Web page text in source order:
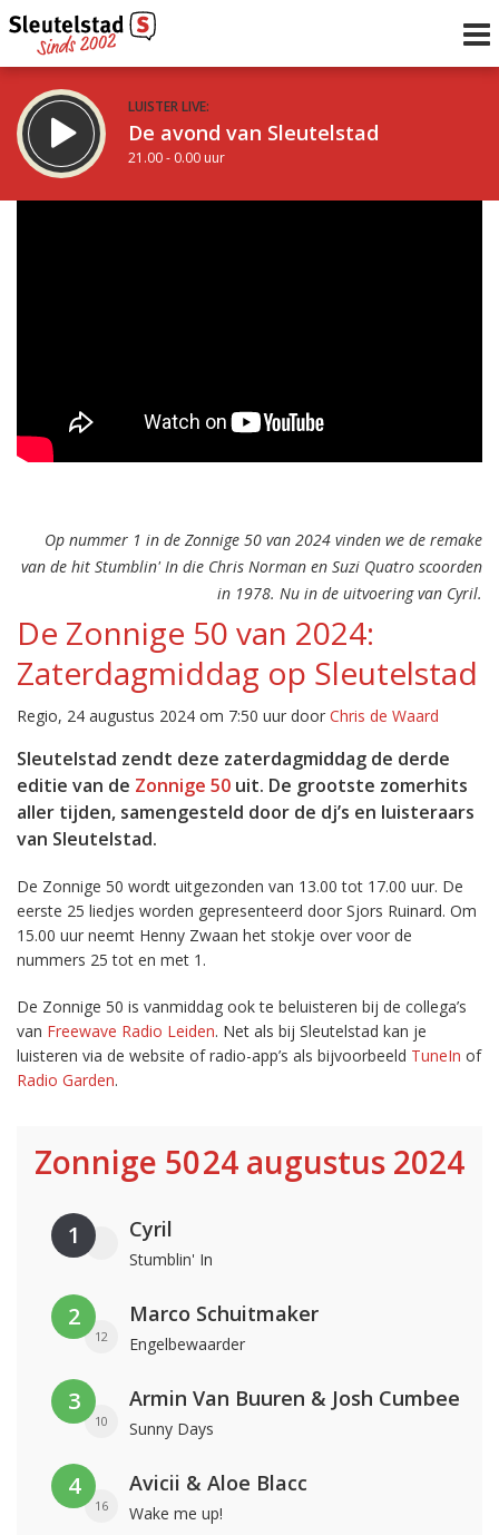
LUISTER LIVE:
De avond van Sleutelstad
21.00 - 0.00 uur
Op nummer 1 in de Zonnige 50 van 2024 vinden we de remake
van de hit Stumblin' In die Chris Norman en Suzi Quatro scoorden
in 1978. Nu in de uitvoering van Cyril.
De Zonnige 50 van 2024:
Zaterdagmiddag op Sleutelstad
Regio, 24 augustus 2024 om 7:50 uur door Chris de Waard
Sleutelstad zendt deze zaterdagmiddag de derde
editie van de Zonnige 50 uit. De grootste zomerhits
aller tijden, samengesteld door de dj’s en luisteraars
van Sleutelstad.
De Zonnige 50 wordt uitgezonden van 13.00 tot 17.00 uur. De
eerste 25 liedjes worden gepresenteerd door Sjors Ruinard. Om
15.00 uur neemt Henny Zwaan het stokje over voor de
nummers 25 tot en met 1.
De Zonnige 50 is vanmiddag ook te beluisteren bij de collega’s
van Freewave Radio Leiden. Net als bij Sleutelstad kan je
luisteren via de website of radio-app’s als bijvoorbeeld TuneIn of
Radio Garden.
Zonnige 5024 augustus 2024
1 Cyril
Stumblin' In
2
12
Marco Schuitmaker
Engelbewaarder
3
10
Armin Van Buuren & Josh Cumbee
Sunny Days
4
16
Avicii & Aloe Blacc
Wake me up!